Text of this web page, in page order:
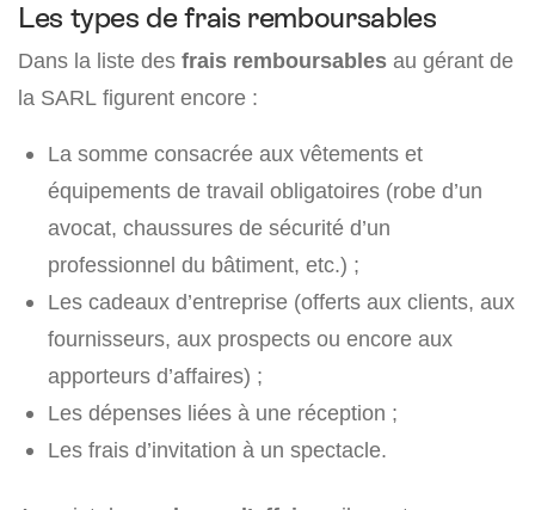
Les types de frais remboursables
Dans la liste des frais remboursables au gérant de
la SARL figurent encore :
La somme consacrée aux vêtements et
équipements de travail obligatoires (robe d’un
avocat, chaussures de sécurité d’un
professionnel du bâtiment, etc.) ;
Les cadeaux d’entreprise (offerts aux clients, aux
fournisseurs, aux prospects ou encore aux
apporteurs d’affaires) ;
Les dépenses liées à une réception ;
Les frais d’invitation à un spectacle.